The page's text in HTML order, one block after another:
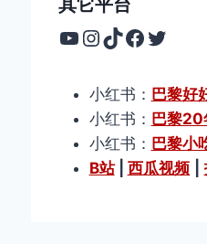
YouTube
Instagram
TikTokTwitter
小红书： 巴黎好
小红书： 巴黎20
小红书： 巴黎小
B站| 西瓜视频